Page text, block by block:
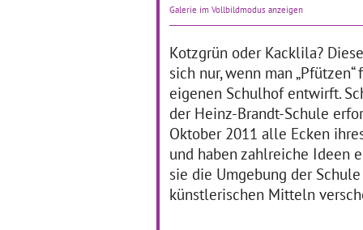
Galerie im Vollbildmodus anzeigen
Kotzgrün oder Kacklila?
sich nur, wenn man „Pfützen“
eigenen Schulhof entwirft.
der Heinz-Brandt-Schule
Oktober 2011 alle Ecken
und haben zahlreiche Ideen
sie die Umgebung der
künstlerischen Mitteln
Herbert-Hoover-Schule hat
Lernformen noch stärker in
… mehr
…
Doppel Box